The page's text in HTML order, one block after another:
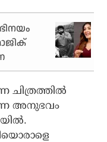
ചിത്രത്തിൽ
അനുഭവം